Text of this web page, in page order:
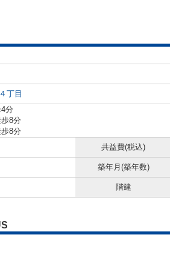
丁目
分
歩8分
歩8分
共益費(税込)
築年月(築年数)
階建